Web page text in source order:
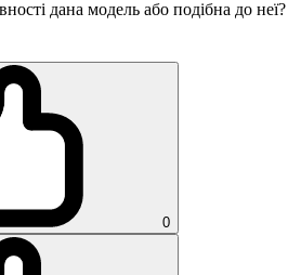
дана модель або подібна до неї?
0